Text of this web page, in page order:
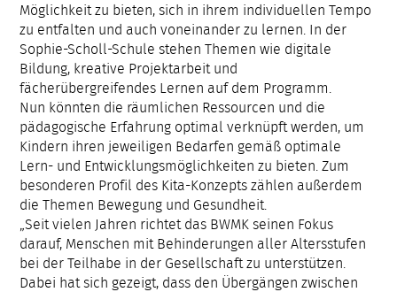
Möglichkeit zu bieten, sich in ihrem individuellen Tempo
zu entfalten und auch voneinander zu lernen. In der
Sophie-Scholl-Schule stehen Themen wie digitale
Bildung, kreative Projektarbeit und
fächerübergreifendes Lernen auf dem Programm.
Nun könnten die räumlichen Ressourcen und die
pädagogische Erfahrung optimal verknüpft werden, um
Kindern ihren jeweiligen Bedarfen gemäß optimale
Lern- und Entwicklungsmöglichkeiten zu bieten. Zum
besonderen Profil des Kita-Konzepts zählen außerdem
die Themen Bewegung und Gesundheit.
„Seit vielen Jahren richtet das BWMK seinen Fokus
darauf, Menschen mit Behinderungen aller Altersstufen
bei der Teilhabe in der Gesellschaft zu unterstützen.
Dabei hat sich gezeigt, dass den Übergängen zwischen